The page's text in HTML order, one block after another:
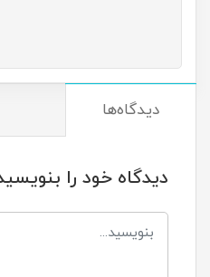
دیدگاه‌ها
دیدگاه خود را